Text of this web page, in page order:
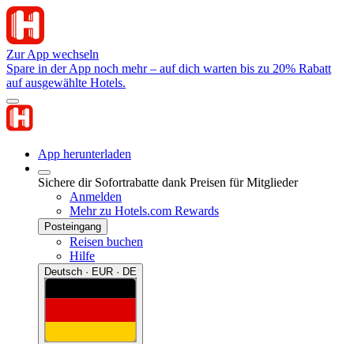
Zur App wechseln
Spare in der App noch mehr – auf dich warten bis zu 20% Rabatt
auf ausgewählte Hotels.
App herunterladen
Sichere dir Sofortrabatte dank Preisen für Mitglieder
Anmelden
Mehr zu Hotels.com Rewards
Posteingang
Reisen buchen
Hilfe
Deutsch · EUR · DE